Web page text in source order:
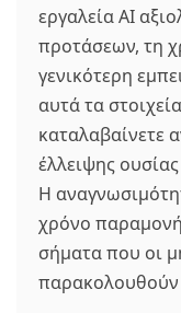
εργαλεία AI
προτάσεων, τη
γενικότερη
αυτά τα
καταλαβαίνετε
έλλειψης
Η
χρόνο
σήματα που οι
παρακολουθούν